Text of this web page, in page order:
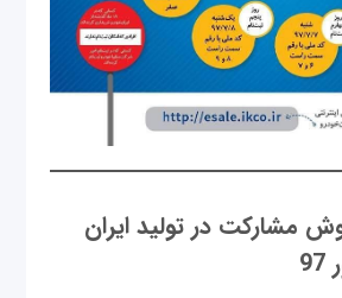
مشارکت در تولید ایران